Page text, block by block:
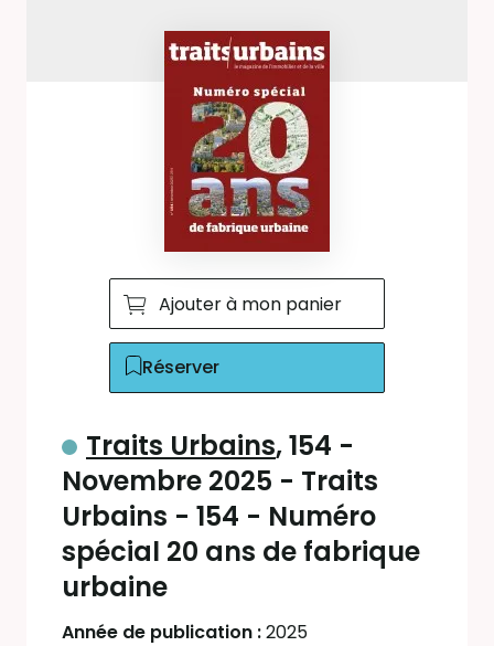
Ajouter à mon panier
Réserver
Traits Urbains, 154 -
Novembre 2025 - Traits
Urbains - 154 - Numéro
spécial 20 ans de fabrique
urbaine
Année de publication :2025